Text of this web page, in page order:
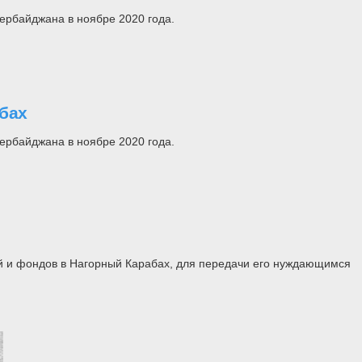
в ноябре 2020 года.
в ноябре 2020 года.
и фондов в Нагорный Карабах, для передачи его нуждающимся